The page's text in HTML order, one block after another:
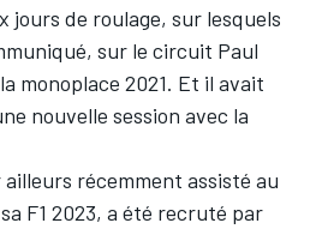
de roulage, sur lesquels
sur le circuit Paul
monoplace 2021. Et il avait
nouvelle session avec la
récemment assisté au
F1 2023, a été recruté par